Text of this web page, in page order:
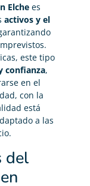
Elche es
activos y el
este tipo
confianza,
en el
con la
está
a las
del